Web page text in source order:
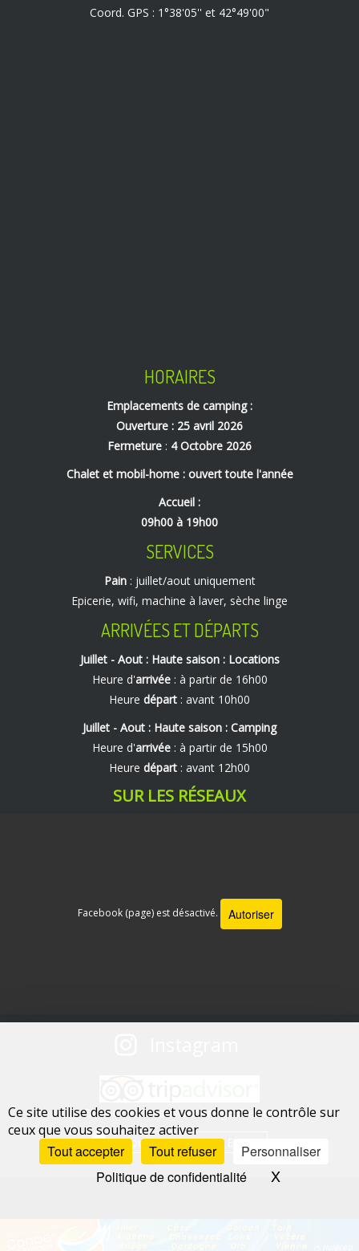
Ce site utilise des cookies et vous donne le contrôle sur
ceux que vous souhaitez activer
Tout accepter Tout refuser
Personnaliser
Politique de confidentialité
XMasquer le
Coord. GPS : 1°38'05'' et 42°49'00"
HORAIRES
Emplacements de camping :
Ouverture : 25 avril 2026
Fermeture : 4 Octobre 2026
Chalet et mobil-home : ouvert toute l'année
Accueil :
09h00 à 19h00
SERVICES
Pain: juillet/aout uniquement
Epicerie, wifi, machine à laver, sèche linge
ARRIVÉES ET DÉPARTS
Juillet - Aout : Haute saison : Locations
Heure d'arrivée: à partir de 16h00
Heure départ : avant 10h00
Juillet - Aout : Haute saison : Camping
Heure d'arrivée: à partir de 15h00
Heure départ : avant 12h00
SUR LES RÉSEAUX
Facebook (page) est désactivé. Autoriser
Donnez votre avis sur Ariege Evasion